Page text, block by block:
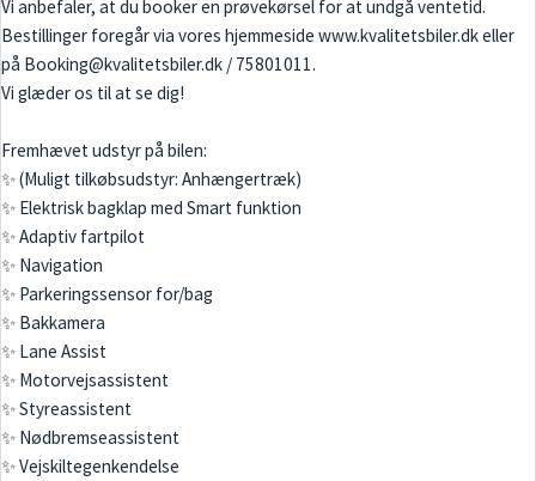
Vi anbefaler, at du booker en prøvekørsel for at undgå ventetid.
Bestillinger foregår via vores hjemmeside www.kvalitetsbiler.dk eller
på Booking@kvalitetsbiler.dk / 75801011.
Vi glæder os til at se dig!
Fremhævet udstyr på bilen:
✨ (Muligt tilkøbsudstyr: Anhængertræk)
✨ Elektrisk bagklap med Smart funktion
✨ Adaptiv fartpilot
✨ Navigation
✨ Parkeringssensor for/bag
✨ Bakkamera
✨ Lane Assist
✨ Motorvejsassistent
✨ Styreassistent
✨ Nødbremseassistent
✨ Vejskiltegenkendelse